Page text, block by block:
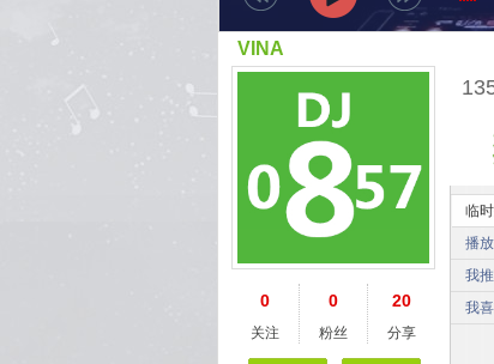
临
播
我
我
VINA
0
关注
0
粉丝
20
分享